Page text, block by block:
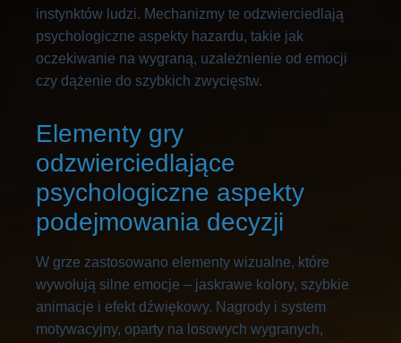
instynktów ludzi. Mechanizmy te odzwierciedlają
psychologiczne aspekty hazardu, takie jak
oczekiwanie na wygraną, uzależnienie od emocji
czy dążenie do szybkich zwycięstw.
Elementy gry
odzwierciedlające
psychologiczne aspekty
podejmowania decyzji
W grze zastosowano elementy wizualne, które
wywołują silne emocje – jaskrawe kolory, szybkie
animacje i efekt dźwiękowy. Nagrody i system
motywacyjny, oparty na losowych wygranych,